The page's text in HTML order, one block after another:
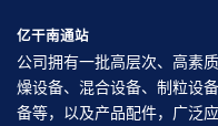
亿干南通站
公司拥有一批高层次、高素
燥设备、混合设备、制粒设
备等，以及产品配件，广泛